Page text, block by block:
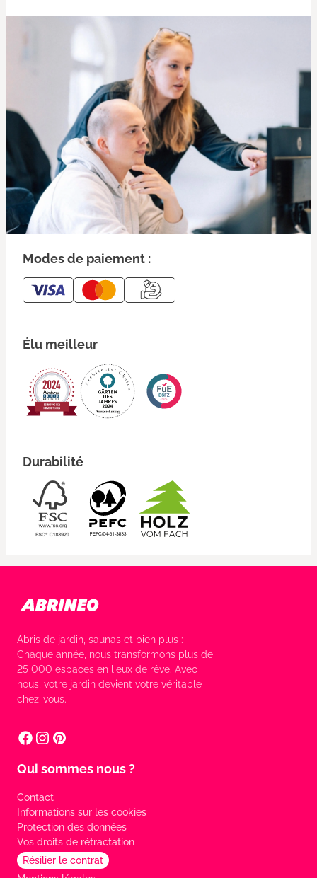
Modes de paiement :
Élu meilleur
Durabilité
Abris de jardin, saunas et bien plus :
Chaque année, nous transformons plus de
25 000 espaces en lieux de rêve. Avec
nous, votre jardin devient votre véritable
chez-vous.
Qui sommes nous ?
Contact
Informations sur les cookies
Protection des données
Vos droits de rétractation
Résilier le contrat